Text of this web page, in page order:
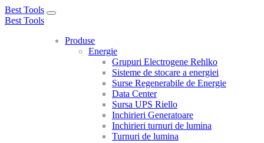
Best Tools
Toggle
Best Tools
Produse
Energie
Grupuri Electrogene Rehlko
Sisteme de stocare a energiei
Surse Regenerabile de Energie
Data Center
Sursa UPS Riello
Inchirieri Generatoare
Inchirieri turnuri de lumina
Turnuri de lumina